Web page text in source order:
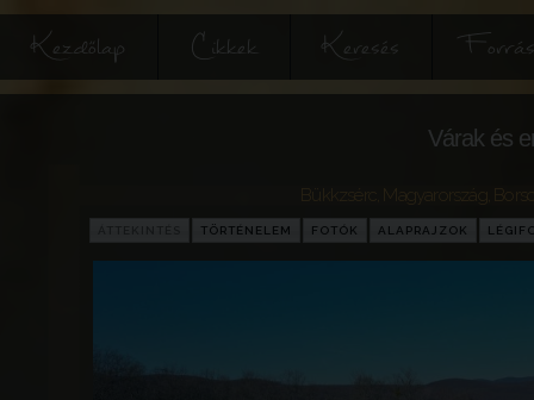
Kezdőlap Cikkek Keresés
Várak és
Bükkzsérc Magyarország
TÖRTÉNELEM FOTÓK ALAPRAJZOK